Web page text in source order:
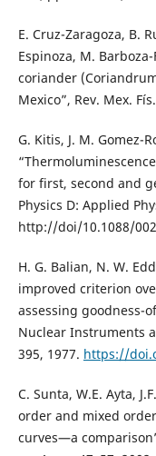
E. Cruz-Zaragoza, B.
Espinoza, M.
coriander
Mexico”, Rev. Mex.
G. Kitis, J. M. Gomez-
for first, second and
Physics D: Applied
http://doi/10.1088/
H. G. Balian, N. W.
improved criterion
assessing goodness-
Nuclear Instruments
395, 1977. https://
C. Sunta, W.E. Ayta,
order and mixed
curves—a